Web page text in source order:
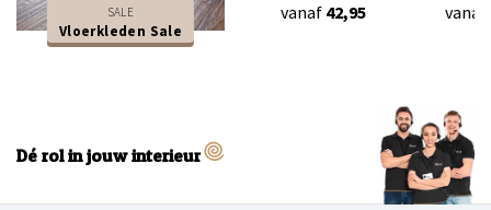
SALE
Vloerkleden Sale
vanaf 42,95 vanaf
Dé rol in jouw interieur